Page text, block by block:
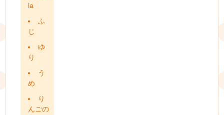
la
ふ
じ
ゆ
り
う
め
り
んごの